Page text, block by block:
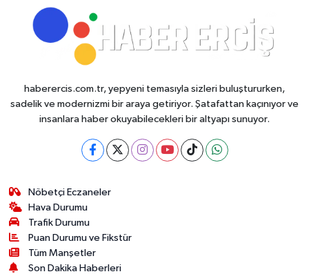
haberercis.com.tr, yepyeni temasıyla sizleri buluştururken,
sadelik ve modernizmi bir araya getiriyor. Şatafattan kaçınıyor ve
insanlara haber okuyabilecekleri bir altyapı sunuyor.
Nöbetçi Eczaneler
Hava Durumu
Trafik Durumu
Puan Durumu ve Fikstür
Tüm Manşetler
Son Dakika Haberleri